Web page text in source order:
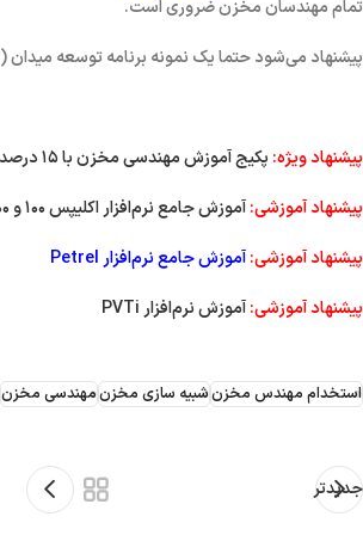
تمام مهندسان مخزن ضروری است.
پیشنهاد می‌شود حتما یک نمونه برنامه توسعه میدان (FDP)
پیشنهاد ویژه: پکیج آموزش مهندسی مخزن با ۱۵ درصد تخفیف
پیشنهاد آموزشی:آموزش جامع نرم‌افزار اکلیپس ۱۰۰ و ۳۰۰
پیشنهاد آموزشی:آموزش جامع نرم‌افزار Petrel
پیشنهاد آموزشی:آموزش نرم‌افزار PVTi
استخدام مهندس مخزنشبیه سازی مخزنمهندسی مخزن
جدیدتر